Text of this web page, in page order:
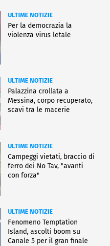
ULTIME NOTIZIE
Per la democrazia la
violenza virus letale
ULTIME NOTIZIE
Palazzina crollata a
Messina, corpo recuperato,
scavi tra le macerie
ULTIME NOTIZIE
Campeggi vietati, braccio di
ferro dei No Tav, "avanti
con forza"
ULTIME NOTIZIE
Fenomeno Temptation
Island, ascolti boom su
Canale 5 per il gran finale